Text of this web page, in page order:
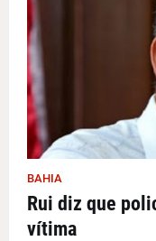
BAHIA
Rui diz que
vítima